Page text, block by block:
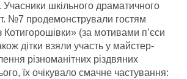
Учасники шкільного драматичного
№7 продемонстрували гостям
(за мотивами п’єси
дітки взяли участь у майстер-
різноманітних різдвяних
їх очікувало смачне частування: